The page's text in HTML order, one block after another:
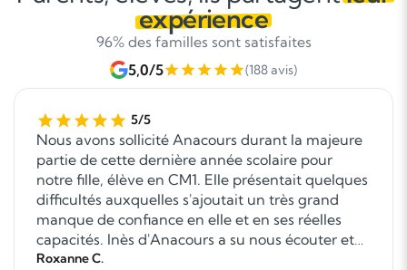
expérience
96% des familles sont satisfaites
5,0/5
(188 avis)
5/5
Nous avons sollicité Anacours durant la majeure
partie de cette dernière année scolaire pour
notre fille, élève en CM1. Elle présentait quelques
difficultés auxquelles s'ajoutait un très grand
manque de confiance en elle et en ses réelles
capacités. Inès d'Anacours a su nous écouter et
poser les bonnes questions pour cerner les
Roxanne C.